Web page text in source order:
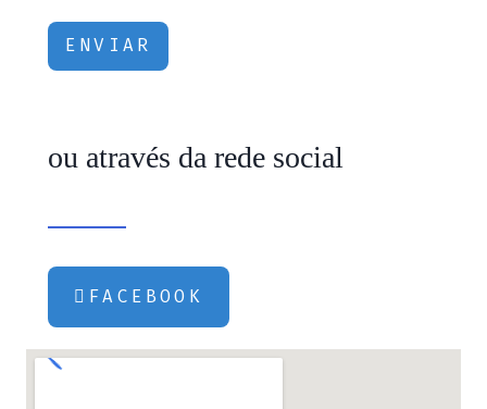
ENVIAR
ou através da rede social
FACEBOOK